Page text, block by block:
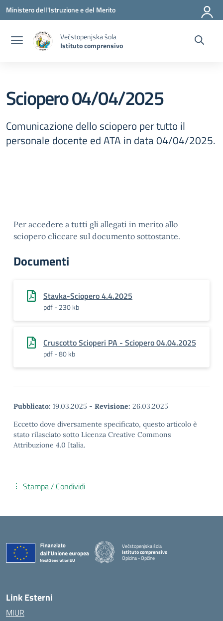
Vai ai contenuti
Vai al menu di navigazione
Vai al footer
Ministero dell'Istruzione e del Merito
Večstopenjska šola
Istituto comprensivo
Sciopero 04/04/2025
Comunicazione dello sciopero per tutto il
personale docente ed ATA in data 04/04/2025.
Per accedere a tutti gli allegati in merito allo
sciopero cliccare sul documento sottostante.
Documenti
Stavka-Sciopero 4.4.2025
pdf - 230 kb
Cruscotto Scioperi PA - Sciopero 04.04.2025
pdf - 80 kb
Pubblicato: 19.03.2025 - Revisione: 26.03.2025
Eccetto dove diversamente specificato, questo articolo è
stato rilasciato sotto Licenza Creative Commons
Attribuzione 4.0 Italia.
Stampa / Condividi
Večstopenjska šola
Istituto comprensivo
Opicina - Opčine
Link Esterni
MIUR